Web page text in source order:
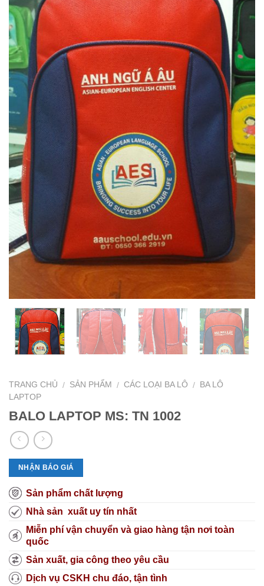
TRANG CHỦ / SẢN PHẨM / CÁC LOẠI BA LÔ /
BA LÔ
LAPTOP
BALO LAPTOP MS: TN 1002
NHẬN BÁO GIÁ
Sản phẩm chất lượng
Nhà sản xuất uy tín nhất
Miễn phí vận chuyển và giao hàng tận nơi toàn
quốc
Sản xuất, gia công theo yêu cầu
Dịch vụ CSKH chu đáo, tận tình